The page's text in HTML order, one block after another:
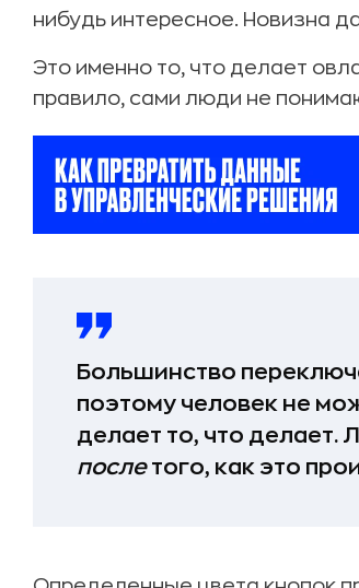
нибудь интересное. Новизна
Это именно то, что делает
правило, сами люди не
Большинство
поэтому человек не
делает то, что делает.
послетого, как это